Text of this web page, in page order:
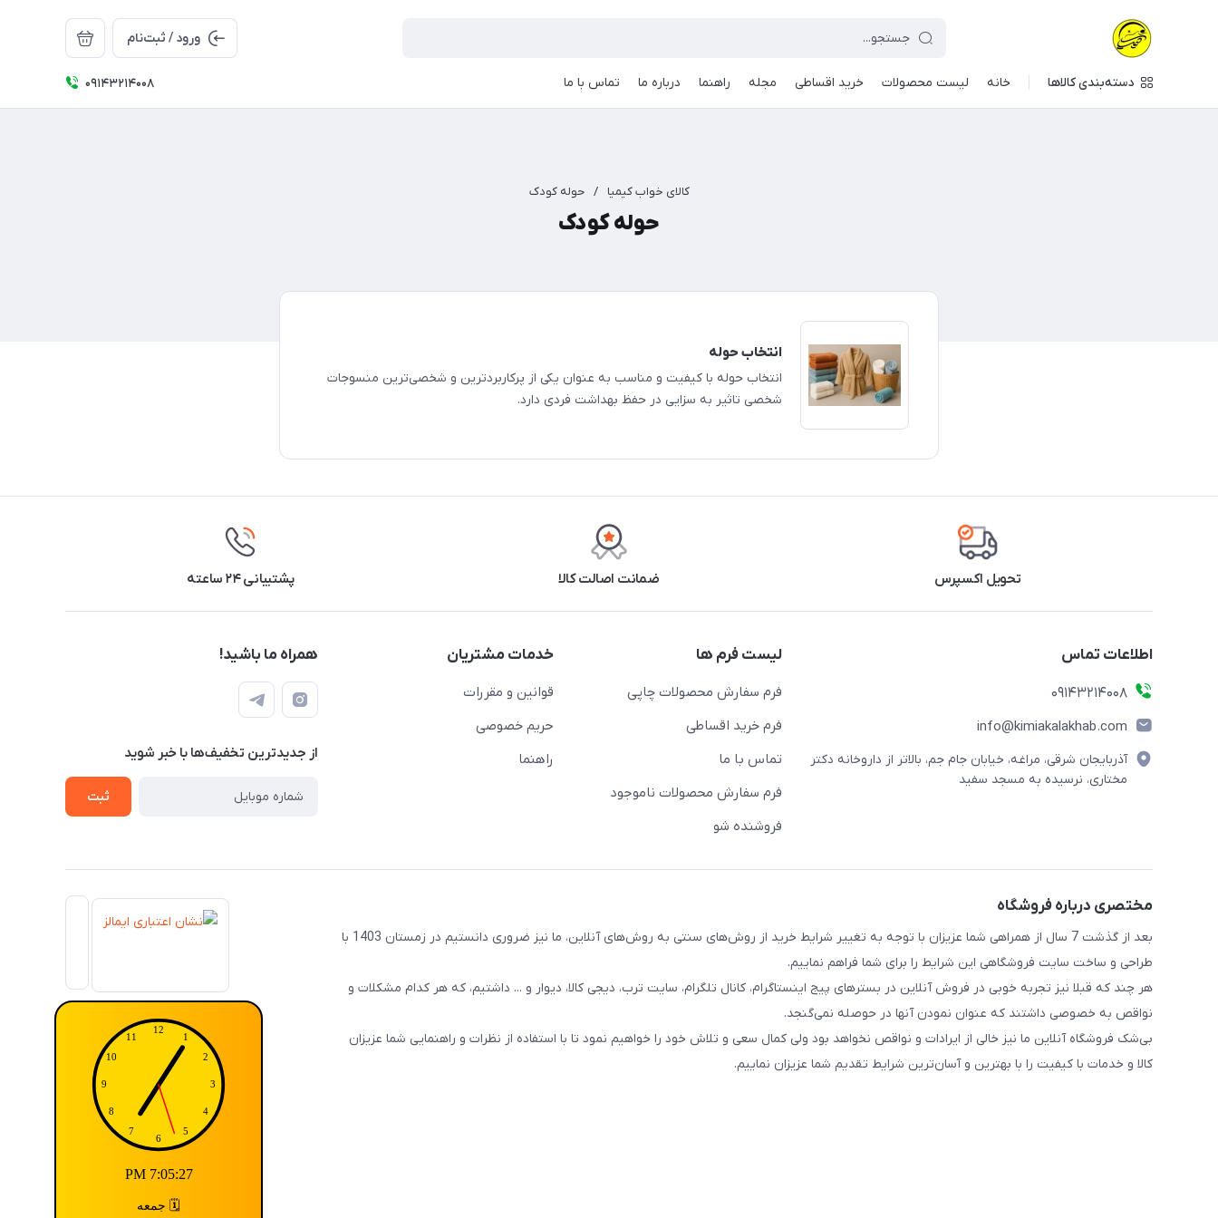
ورود / ثبت‌نام
دسته‌بندی کالاها خانه لیست محصولات خرید اقساطی مجله راهنما درباره ما تماس با ما 09143214008
کالای خواب کیمیا / حوله کودک
حوله کودک
انتخاب حوله
انتخاب حوله با کیفیت و مناسب به عنوان یکی از پر‌کاربرد‌ترین و شخصی‌ترین منسوجات
شخصی تاثیر به سزایی در حفظ بهداشت فردی دارد.
تحویل اکسپرس ضمانت اصالت کالا پشتیبانی ۲۴ ساعته
اطلاعات تماس
09143214008
info@kimiakalakhab.com
آذربایجان شرقی، مراغه، خیابان جام جم، بالاتر از داروخانه دکتر
مختاری، نرسیده به مسجد سفید
لیست فرم ها
فرم سفارش محصولات چاپی
فرم خرید اقساطی
تماس با ما
فرم سفارش محصولات ناموجود
فروشنده شو
خدمات مشتریان
قوانین و مقررات
حریم خصوصی
راهنما
همراه ما باشید!
از جدید‌ترین تخفیف‌ها با‌ خبر شوید
ثبت
مختصری درباره فروشگاه
بعد از گذشت 7 سال از همراهی شما عزیزان با توجه به تغییر شرایط خرید از روش‌های سنتی به روش‌های آنلاین، ما نیز ضروری دانستیم در زمستان 1403 با
طراحی و ساخت سایت فروشگاهی این شرایط را برای شما فراهم نماییم.
هر چند که قبلا نیز تجربه خوبی در فروش آنلاین در بسترهای پیج اینستاگرام، کانال تلگرام، سایت ترب، دیجی کالا، دیوار و ... داشتیم، که هر کدام مشکلات و
نواقص به خصوصی داشتند که عنوان نمودن آنها در حوصله نمی‌گنجد.
بی‌شک فروشگاه آنلاین ما نیز خالی از ایرادات و نواقص نخواهد بود ولی کمال سعی و تلاش خود را خواهیم نمود تا با استفاده از نظرات و راهنمایی شما عزیزان
کالا و خدمات با کیفیت را با بهترین و آسان‌ترین شرایط تقدیم شما عزیزان نماییم.
7:05:27 PM
🗓️ جمعه